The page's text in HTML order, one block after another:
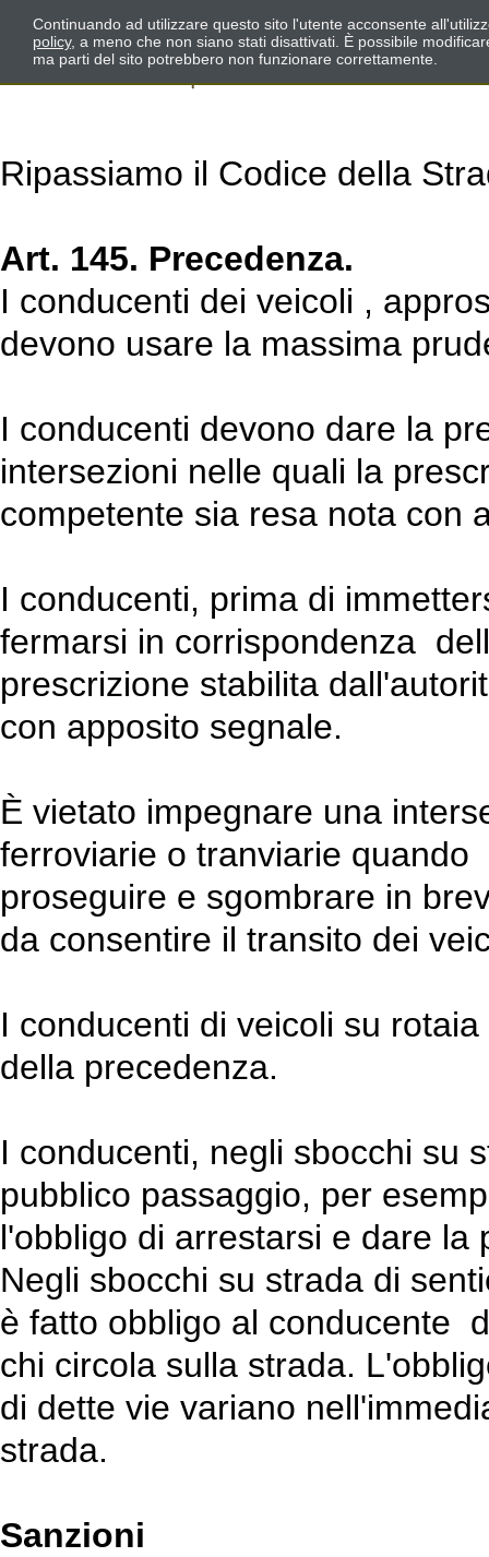
Ripassiamo il Codice della
Art. 145. Precedenza.
I conducenti dei veicoli ,
devono usare la massima
I conducenti devono dare la
intersezioni nelle quali la
competente sia resa nota con
I conducenti, prima di
fermarsi in corrispondenza
prescrizione stabilita
con apposito segnale.
È vietato impegnare una
ferroviarie o tranviarie
proseguire e sgombrare in
da consentire il transito dei
I conducenti di veicoli su
della precedenza.
I conducenti, negli sbocchi su
pubblico passaggio, per
l'obbligo di arrestarsi e dare la
Negli sbocchi su strada di
è fatto obbligo al conducente
chi circola sulla strada.
di dette vie variano
strada.
Sanzioni
Continuando ad utilizzare questo sito l'utente acconsente
policy, a meno che non siano stati disattivati. È possibile
ma parti del sito potrebbero non funzionare correttamente.